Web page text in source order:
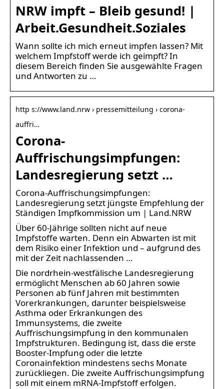
NRW impft – Bleib gesund! |
Arbeit.Gesundheit.Soziales
Wann sollte ich mich erneut impfen lassen? Mit
welchem Impfstoff werde ich geimpft? In
diesem Bereich finden Sie ausgewählte Fragen
und Antworten zu …
http s://www.land.nrw › pressemitteilung › corona-
auffri…
Corona-
Auffrischungsimpfungen:
Landesregierung setzt …
Corona-Auffrischungsimpfungen:
Landesregierung setzt jüngste Empfehlung der
Ständigen Impfkommission um | Land.NRW
Über 60-Jährige sollten nicht auf neue
Impfstoffe warten. Denn ein Abwarten ist mit
dem Risiko einer Infektion und – aufgrund des
mit der Zeit nachlassenden …
Die nordrhein-westfälische Landesregierung
ermöglicht Menschen ab 60 Jahren sowie
Personen ab fünf Jahren mit bestimmten
Vorerkrankungen, darunter beispielsweise
Asthma oder Erkrankungen des
Immunsystems, die zweite
Auffrischungsimpfung in den kommunalen
Impfstrukturen. Bedingung ist, dass die erste
Booster-Impfung oder die letzte
Coronainfektion mindestens sechs Monate
zurückliegen. Die zweite Auffrischungsimpfung
soll mit einem mRNA-Impfstoff erfolgen.